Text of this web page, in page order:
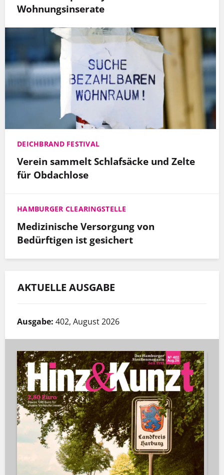
Wohnungsinserate
DEICHBRAND FESTIVAL
Verein sammelt Schlafsäcke und Zelte
für Obdachlose
HAMBURGER CLEARINGSTELLE
Medizinische Versorgung von
Bedürftigen ist gesichert
AKTUELLE AUSGABE
Ausgabe: 402, August 2026